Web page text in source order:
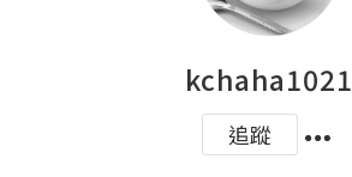
kchaha1021
追蹤